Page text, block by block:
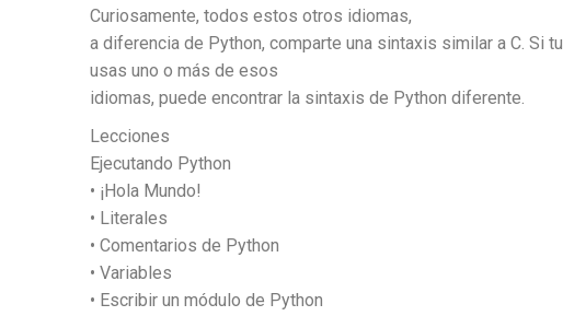
Curiosamente, todos estos otros idiomas,
a diferencia de Python, comparte una sintaxis similar a C. Si tu
usas uno o más de esos
idiomas, puede encontrar la sintaxis de Python diferente.
Lecciones
Ejecutando Python
• ¡Hola Mundo!
• Literales
• Comentarios de Python
• Variables
• Escribir un módulo de Python